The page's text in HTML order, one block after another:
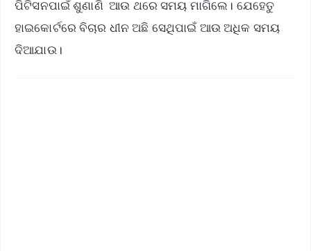
ପିଟିସନପାଇଁ ଶୁଣାଣି ଆଉ ଥରେ ସମୟ ମାଗିଲେ। ଯେହେତୁ
ହାଇକୋର୍ଟରେ ବିଚାର ଧୀନ ଅଛି ସେଥିପାଇଁ ଆଉ ଅଧିକ ସମୟ
ଦିଆଯାଉ।